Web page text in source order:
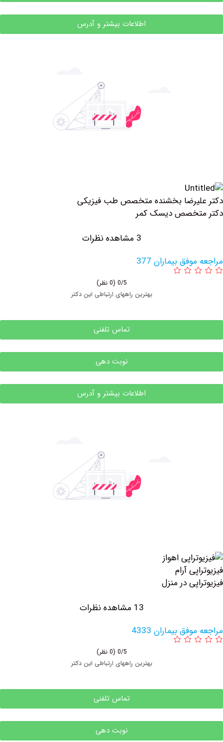
اطلاعات بیشتر و آدرس
بخشنده متخصص طب فیزیکی
دیسک کمر
بیماران 377
بهترین راههای ارتباطی این دکتر
تماس تلفنی
نوبت دهی
اطلاعات بیشتر و آدرس
آرام
در منزل
بیماران 4333
بهترین راههای ارتباطی این دکتر
تماس تلفنی
نوبت دهی